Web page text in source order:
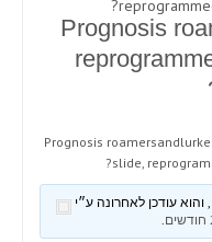
Prognosis
Prognosis
slide,
.